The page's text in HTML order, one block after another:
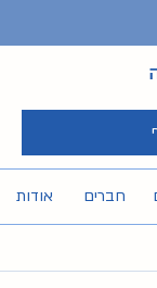
חברים אודות